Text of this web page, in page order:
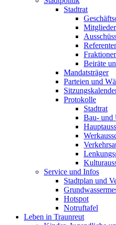
Stadtrat
Mitglieder
Beiräte
Mandatsträger
Parteien und
Protokolle
Stadtrat
Bau- und
Service und Infos
Stadtplan und
Hotspot
Notruftafel
Leben in Traunreut